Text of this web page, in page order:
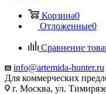
Корзина0
Отложенные0
Сравнение
info@artemida-hunter.ru
Для коммерческих
г. Москва, ул.